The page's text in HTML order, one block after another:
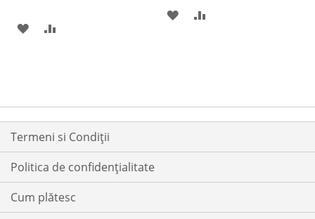
ADAUGATI
DORINTE
ADAUGATI
DORINTE
Termeni si Condiții
Politica de confidențialitate
Cum plătesc